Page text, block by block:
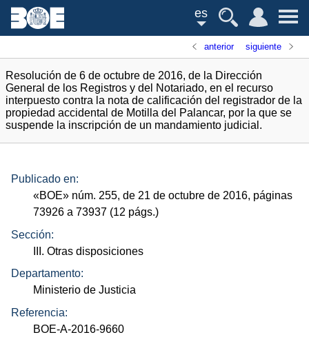
es
anterior siguiente
Resolución de 6 de octubre de 2016, de la Dirección
General de los Registros y del Notariado, en el recurso
interpuesto contra la nota de calificación del registrador de la
propiedad accidental de Motilla del Palancar, por la que se
suspende la inscripción de un mandamiento judicial.
Publicado en:
«BOE» núm. 255, de 21 de octubre de 2016, páginas
73926 a 73937 (12 págs.)
Sección:
III. Otras disposiciones
Departamento:
Ministerio de Justicia
Referencia:
BOE-A-2016-9660